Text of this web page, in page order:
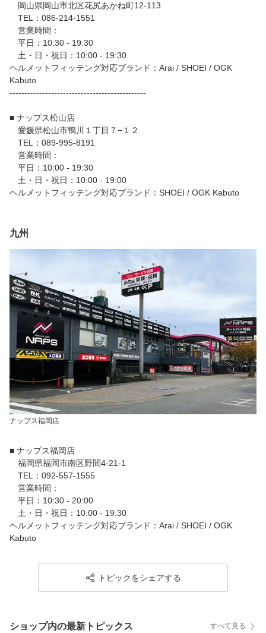
岡山県岡山市北区花尻あかね町12-113
TEL：086-214-1551
営業時間：
平日：10:30 - 19:30
土・日・祝日：10:00 - 19:30
ヘルメットフィッテング対応ブランド：Arai / SHOEI / OGK
Kabuto
----------------------------------------------
■ ナップス松山店
愛媛県松山市鴨川１丁目７−１２
TEL：089-995-8191
営業時間：
平日：10:00 - 19:30
土・日・祝日：10:00 - 19:00
ヘルメットフィッテング対応ブランド：SHOEI / OGK Kabuto
九州
ナップス福岡店
■ ナップス福岡店
福岡県福岡市南区野間4-21-1
TEL：092-557-1555
営業時間：
平日：10:30 - 20:00
土・日・祝日：10:00 - 19:30
ヘルメットフィッテング対応ブランド：Arai / SHOEI / OGK
Kabuto
トピックをシェアする
ショップ内の最新トピックス すべて見る